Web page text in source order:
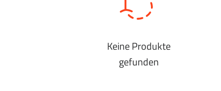
Keine Produkte
gefunden